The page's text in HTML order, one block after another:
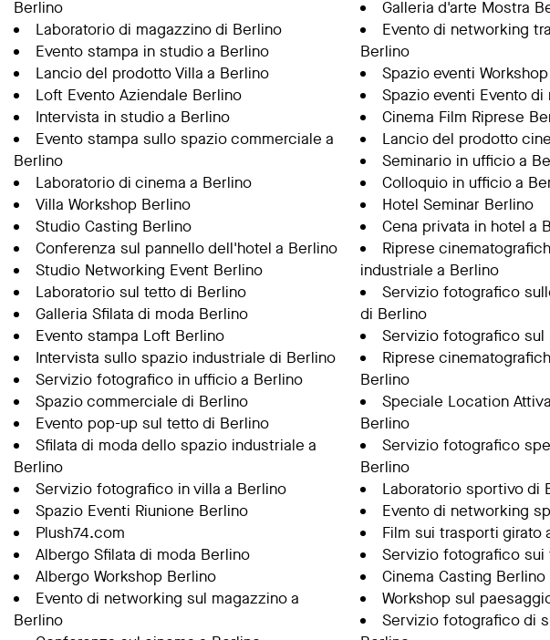
Berlino
Laboratorio di magazzino di Berlino
Evento stampa in studio a Berlino
Lancio del prodotto Villa a Berlino
Loft Evento Aziendale Berlino
Intervista in studio a Berlino
Evento stampa sullo spazio commerciale a
Berlino
Laboratorio di cinema a Berlino
Villa Workshop Berlino
Studio Casting Berlino
Conferenza sul pannello dell'hotel a Berlino
Studio Networking Event Berlino
Laboratorio sul tetto di Berlino
Galleria Sfilata di moda Berlino
Evento stampa Loft Berlino
Intervista sullo spazio industriale di Berlino
Servizio fotografico in ufficio a Berlino
Spazio commerciale di Berlino
Evento pop-up sul tetto di Berlino
Sfilata di moda dello spazio industriale a
Berlino
Servizio fotografico in villa a Berlino
Spazio Eventi Riunione Berlino
Plush74.com
Albergo Sfilata di moda Berlino
Albergo Workshop Berlino
Evento di networking sul magazzino a
Berlino
Galleria d'arte Mostra
Evento di networking
Berlino
Spazio eventi
Spazio eventi Evento
Cinema Film Riprese
Lancio del prodotto
Seminario in ufficio a
Colloquio in ufficio a
Hotel Seminar Berlino
Cena privata in hotel a
Riprese
industriale a Berlino
Servizio fotografico
di Berlino
Servizio fotografico sul
Riprese
Berlino
Speciale Location
Berlino
Servizio fotografico
Berlino
Laboratorio sportivo di
Evento di networking
Film sui trasporti girato
Servizio fotografico
Cinema Casting Berlino
Workshop sul
Servizio fotografico di